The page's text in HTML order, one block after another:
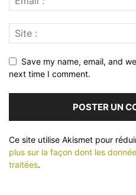
Save my name, email, and
next time I comment.
Ce site utilise Akismet pour
plus sur la façon dont les
traitées.